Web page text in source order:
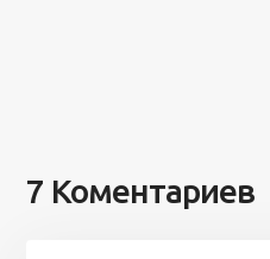
7 Коментариев